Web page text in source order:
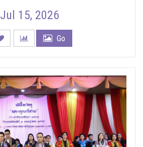
Jul 15, 2026
Go